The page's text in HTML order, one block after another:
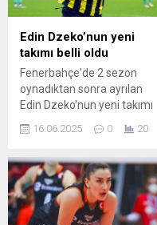
Edin Dzeko’nun yeni
takımı belli oldu
Fenerbahçe'de 2 sezon
oynadıktan sonra ayrılan
Edin Dzeko'nun yeni takımı
belli oldu. İtalyan basınının
haberine göre Edin Dzeko,
anlaştı. Haberde Bosnalı
oyuncunun yıllık 2 milyon
euro kazanacağı belirtildi. 2
yıllık ...
16.06.2025 0 20